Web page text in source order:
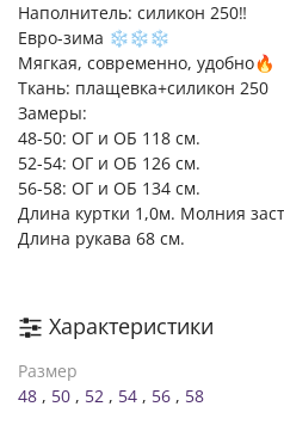
Наполнитель: силикон 250‼️
Евро-зима ❄️❄️❄️
Мягкая, современно, удобно🔥
Ткань: плащевка+силикон 250
Замеры:
48-50: ОГ и ОБ 118 см.
52-54: ОГ и ОБ 126 см.
56-58: ОГ и ОБ 134 см.
Длина куртки 1,0м. Молния
Длина рукава 68 см.
Характеристики
Размер
48 , 50 , 52 , 54 , 56 , 58